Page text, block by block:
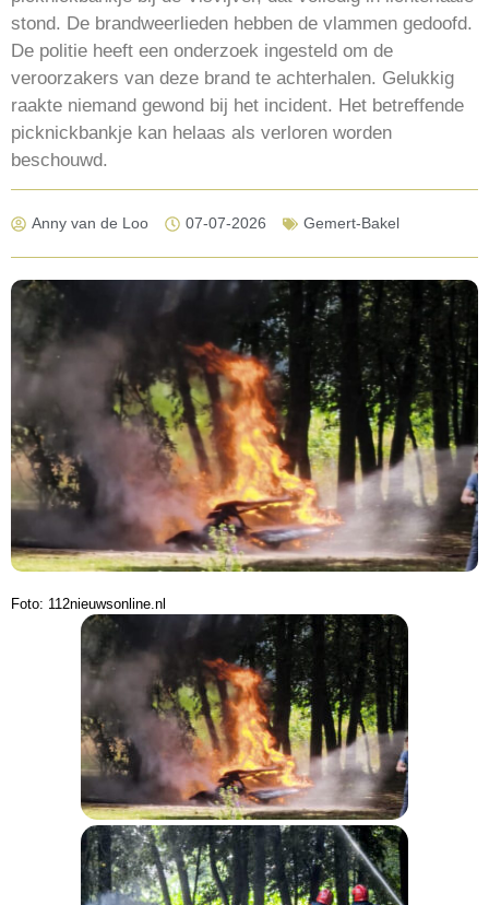
stond. De brandweerlieden hebben de vlammen gedoofd.
De politie heeft een onderzoek ingesteld om de
veroorzakers van deze brand te achterhalen. Gelukkig
raakte niemand gewond bij het incident. Het betreffende
picknickbankje kan helaas als verloren worden
beschouwd.
Anny van de Loo 07-07-2026 Gemert-Bakel
Foto: 112nieuwsonline.nl